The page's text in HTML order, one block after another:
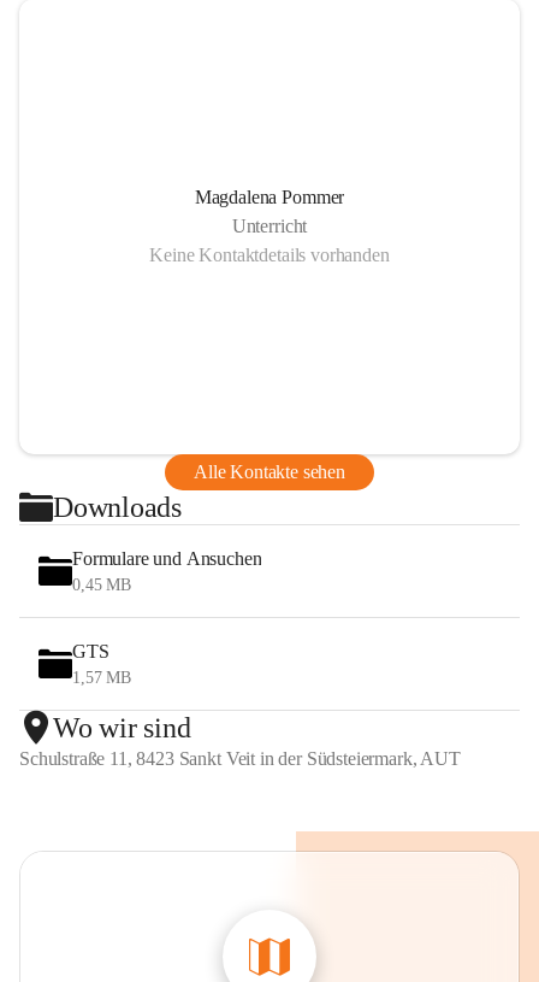
Magdalena Pommer
Unterricht
Keine Kontaktdetails vorhanden
Alle Kontakte sehen
Downloads
Formulare und Ansuchen
0,45 MB
GTS
1,57 MB
Wo wir sind
Schulstraße 11, 8423 Sankt Veit in der Südsteiermark, AUT